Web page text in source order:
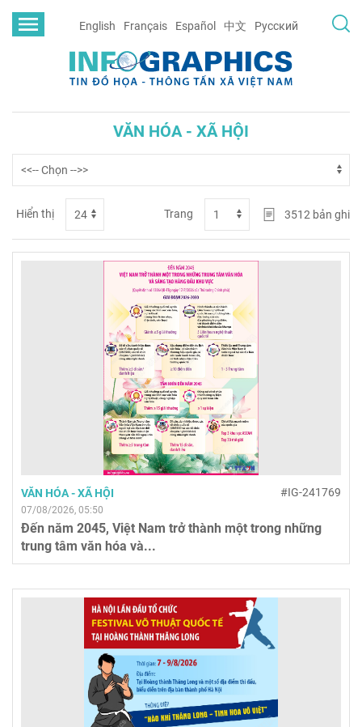
English Français Español 中文 Русский
VĂN HÓA - XÃ HỘI
Hiển thị Trang 3512 bản ghi
VĂN HÓA - XÃ HỘI #IG-241769
07/08/2026, 05:50
Đến năm 2045, Việt Nam trở thành một trong những
trung tâm văn hóa và...